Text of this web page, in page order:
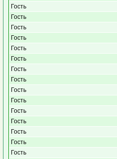
Гость
Гость
Гость
Гость
Гость
Гость
Гость
Гость
Гость
Гость
Гость
Гость
Гость
Гость
Гость